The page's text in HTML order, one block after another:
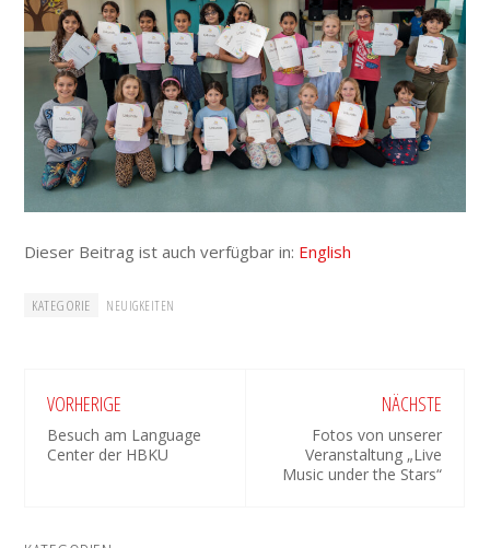
Dieser Beitrag ist auch verfügbar in: English
KATEGORIE NEUIGKEITEN
VORHERIGE
Besuch am Language
Center der HBKU
NÄCHSTE
Fotos von unserer
Veranstaltung „Live
Music under the Stars“